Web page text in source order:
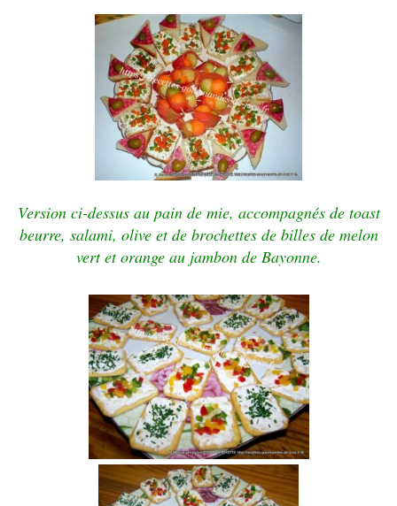
Version ci-dessus au pain de mie, accompagnés de toast
beurre, salami, olive et de brochettes de billes de melon
vert et orange au jambon de Bayonne.